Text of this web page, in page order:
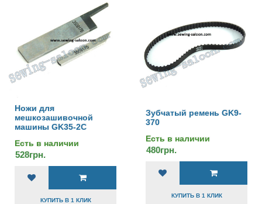
Ножи для
мешкозашивочной
машины GK35-2C
Есть в наличии
528грн.
КУПИТЬ В 1 КЛИК
Зубчатый ремень GK9-
370
Есть в наличии
480грн.
КУПИТЬ В 1 КЛИК